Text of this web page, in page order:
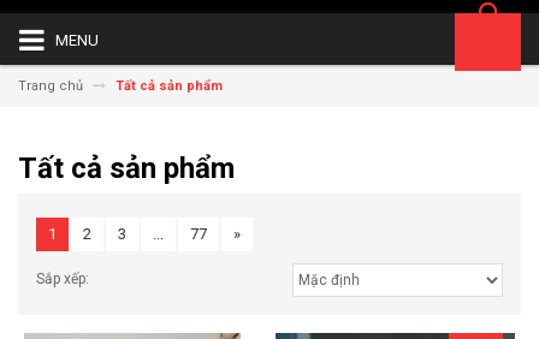
MENU
Trang chủ Tất cả sản phẩm
Tất cả sản phẩm
Sắp xếp:
1 2 3 ... 77 »